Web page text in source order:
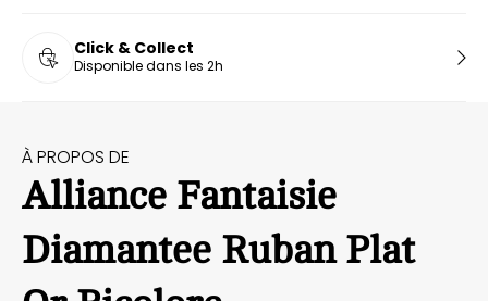
Click & Collect
Disponible dans les 2h
À PROPOS DE
Alliance Fantaisie
Diamantee Ruban Plat